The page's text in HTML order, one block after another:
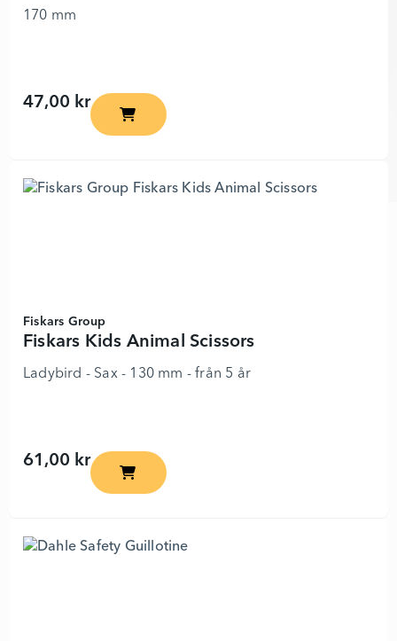
170 mm
47,00 krMaped Advanced Gel - Sax - 7241110 - Lägg
Fiskars Group
Fiskars Kids Animal Scissors
Ladybird - Sax - 130 mm - från 5 år
61,00 krFiskars Kids Animal Scissors - 6879095 -